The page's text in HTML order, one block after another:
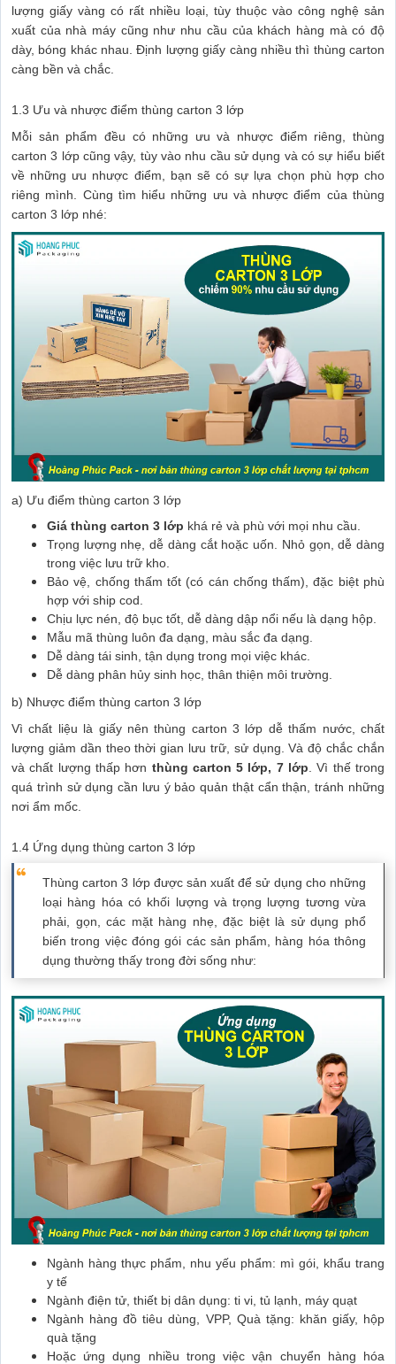
lượng giấy vàng có rất nhiều loại, tùy thuộc vào công nghệ sản
xuất của nhà máy cũng như nhu cầu của khách hàng mà có độ
dày, bóng khác nhau. Định lượng giấy càng nhiều thì thùng carton
càng bền và chắc.
1.3 Ưu và nhược điểm thùng carton 3 lớp
Mỗi sản phẩm đều có những ưu và nhược điểm riêng, thùng
carton 3 lớp cũng vậy, tùy vào nhu cầu sử dụng và có sự hiểu biết
về những ưu nhược điểm, bạn sẽ có sự lựa chọn phù hợp cho
riêng mình. Cùng tìm hiểu những ưu và nhược điểm của thùng
carton 3 lớp nhé:
a) Ưu điểm thùng carton 3 lớp
Giá thùng carton 3 lớp khá rẻ và phù với mọi nhu cầu.
Trọng lượng nhẹ, dễ dàng cắt hoặc uốn. Nhỏ gọn, dễ dàng
trong việc lưu trữ kho.
Bảo vệ, chống thấm tốt (có cán chống thấm), đặc biệt phù
hợp với ship cod.
Chịu lực nén, độ bục tốt, dễ dàng dập nổi nếu là dạng hộp.
Mẫu mã thùng luôn đa dạng, màu sắc đa dạng.
Dễ dàng tái sinh, tận dụng trong mọi việc khác.
Dễ dàng phân hủy sinh học, thân thiện môi trường.
b) Nhược điểm thùng carton 3 lớp
Vì chất liệu là giấy nên thùng carton 3 lớp dễ thấm nước, chất
lượng giảm dần theo thời gian lưu trữ, sử dụng. Và độ chắc chắn
và chất lượng thấp hơn thùng carton 5 lớp, 7 lớp . Vì thế trong
quá trình sử dụng cần lưu ý bảo quản thật cẩn thận, tránh những
nơi ẩm mốc.
1.4 Ứng dụng thùng carton 3 lớp
Thùng carton 3 lớp được sản xuất để sử dụng cho những
loại hàng hóa có khối lượng và trọng lượng tương vừa
phải, gọn, các mặt hàng nhẹ, đặc biệt là sử dụng phổ
biến trong việc đóng gói các sản phẩm, hàng hóa thông
dụng thường thấy trong đời sống như:
Ngành hàng thực phẩm, nhu yếu phẩm: mì gói, khẩu trang
y tế
Ngành điện tử, thiết bị dân dụng: ti vi, tủ lạnh, máy quạt
Ngành hàng đồ tiêu dùng, VPP, Quà tặng: khăn giấy, hộp
quà tặng
Hoặc ứng dụng nhiều trong việc vận chuyển hàng hóa